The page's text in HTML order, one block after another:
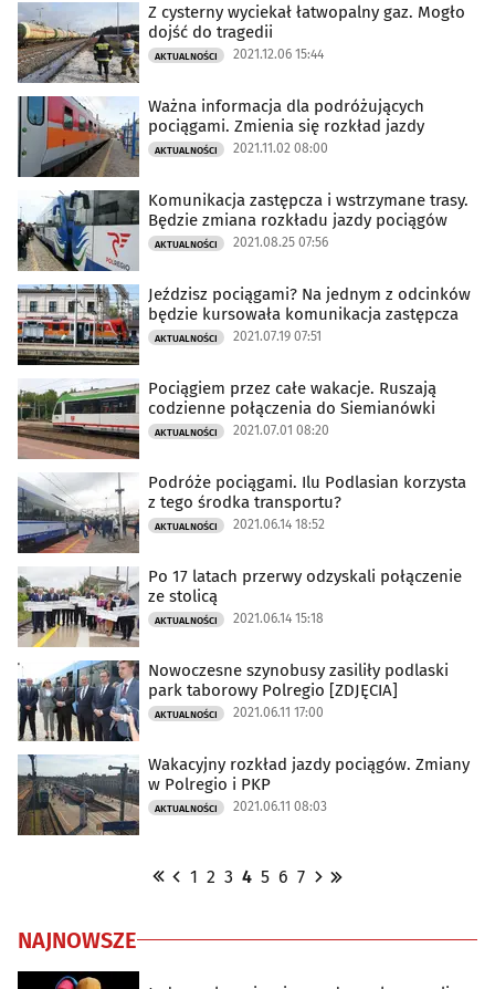
Z cysterny wyciekał łatwopalny gaz. Mogło
dojść do tragedii
AKTUALNOŚCI 2021.12.06 15:44
Ważna informacja dla podróżujących
pociągami. Zmienia się rozkład jazdy
AKTUALNOŚCI 2021.11.02 08:00
Komunikacja zastępcza i wstrzymane trasy.
Będzie zmiana rozkładu jazdy pociągów
AKTUALNOŚCI 2021.08.25 07:56
Jeździsz pociągami? Na jednym z odcinków
będzie kursowała komunikacja zastępcza
AKTUALNOŚCI 2021.07.19 07:51
Pociągiem przez całe wakacje. Ruszają
codzienne połączenia do Siemianówki
AKTUALNOŚCI 2021.07.01 08:20
Podróże pociągami. Ilu Podlasian korzysta
z tego środka transportu?
AKTUALNOŚCI 2021.06.14 18:52
Po 17 latach przerwy odzyskali połączenie
ze stolicą
AKTUALNOŚCI 2021.06.14 15:18
Nowoczesne szynobusy zasiliły podlaski
park taborowy Polregio [ZDJĘCIA]
AKTUALNOŚCI 2021.06.11 17:00
Wakacyjny rozkład jazdy pociągów. Zmiany
w Polregio i PKP
AKTUALNOŚCI 2021.06.11 08:03
1 2 3 4 5 6 7
NAJNOWSZE